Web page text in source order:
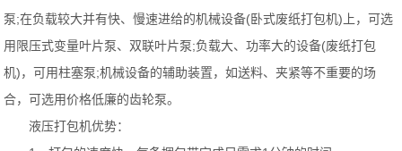
泵;在负载较大并有快、慢速进给的机械设备(卧式废纸打包机)上，可选
用限压式变量叶片泵、双联叶片泵;负载大、功率大的设备(废纸打包
机)，可用柱塞泵;机械设备的辅助装置，如送料、夹紧等不重要的场
合，可选用价格低廉的齿轮泵。
液压打包机优势：